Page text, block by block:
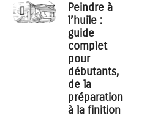
Peindre à
l’huile :
guide
complet
pour
débutants,
de la
préparation
à la finition